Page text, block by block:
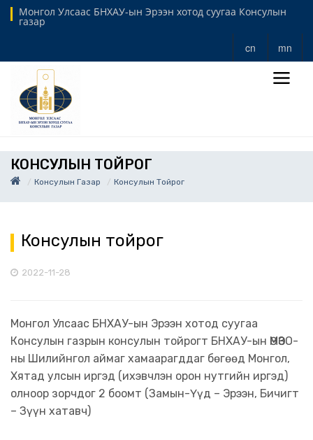
Монгол Улсаас БНХАУ-ын Эрээн хотод суугаа Консулын
газар
cn mn
КОНСУЛЫН ТОЙРОГ
Консулын Газар Консулын Тойрог
Консулын тойрог
2022-11-28
Монгол Улсаас БНХАУ-ын Эрээн хотод суугаа
Консулын газрын консулын тойрогт БНХАУ-ын ӨМӨЗО-
ны Шилийнгол аймаг хамаарагддаг бөгөөд Монгол,
Хятад улсын иргэд (ихэвчлэн орон нутгийн иргэд)
олноор зорчдог 2 боомт (Замын-Үүд – Эрээн, Бичигт
– Зүүн хатавч)